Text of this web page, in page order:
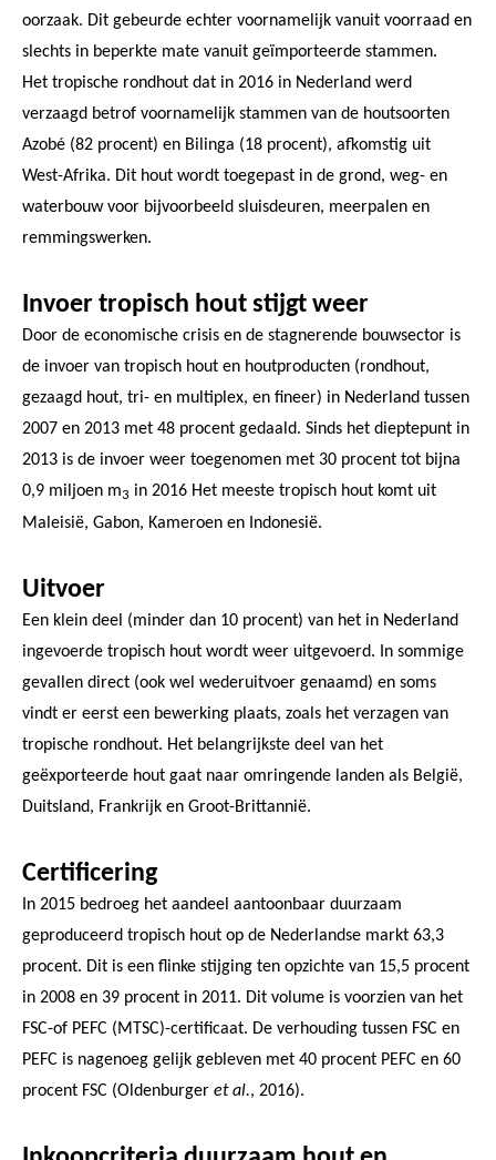
oorzaak. Dit gebeurde echter voornamelijk vanuit voorraad en
slechts in beperkte mate vanuit geïmporteerde stammen.
Het tropische rondhout dat in 2016 in Nederland werd
verzaagd betrof voornamelijk stammen van de houtsoorten
Azobé (82 procent) en Bilinga (18 procent), afkomstig uit
West-Afrika. Dit hout wordt toegepast in de grond, weg- en
waterbouw voor bijvoorbeeld sluisdeuren, meerpalen en
remmingswerken.
Invoer tropisch hout stijgt weer
Door de economische crisis en de stagnerende bouwsector is
de invoer van tropisch hout en houtproducten (rondhout,
gezaagd hout, tri- en multiplex, en fineer) in Nederland tussen
2007 en 2013 met 48 procent gedaald. Sinds het dieptepunt in
2013 is de invoer weer toegenomen met 30 procent tot bijna
0,9 miljoen m3 in 2016 Het meeste tropisch hout komt uit
Maleisië, Gabon, Kameroen en Indonesië.
Uitvoer
Een klein deel (minder dan 10 procent) van het in Nederland
ingevoerde tropisch hout wordt weer uitgevoerd. In sommige
gevallen direct (ook wel wederuitvoer genaamd) en soms
vindt er eerst een bewerking plaats, zoals het verzagen van
tropische rondhout. Het belangrijkste deel van het
geëxporteerde hout gaat naar omringende landen als België,
Duitsland, Frankrijk en Groot-Brittannië.
Certificering
In 2015 bedroeg het aandeel aantoonbaar duurzaam
geproduceerd tropisch hout op de Nederlandse markt 63,3
procent. Dit is een flinke stijging ten opzichte van 15,5 procent
in 2008 en 39 procent in 2011. Dit volume is voorzien van het
FSC-of PEFC (MTSC)-certificaat. De verhouding tussen FSC en
PEFC is nagenoeg gelijk gebleven met 40 procent PEFC en 60
procent FSC (Oldenburger et al., 2016).